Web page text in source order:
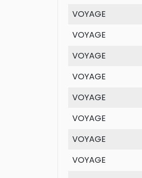
VOYAGE
VOYAGE
VOYAGE
VOYAGE
VOYAGE
VOYAGE
VOYAGE
VOYAGE